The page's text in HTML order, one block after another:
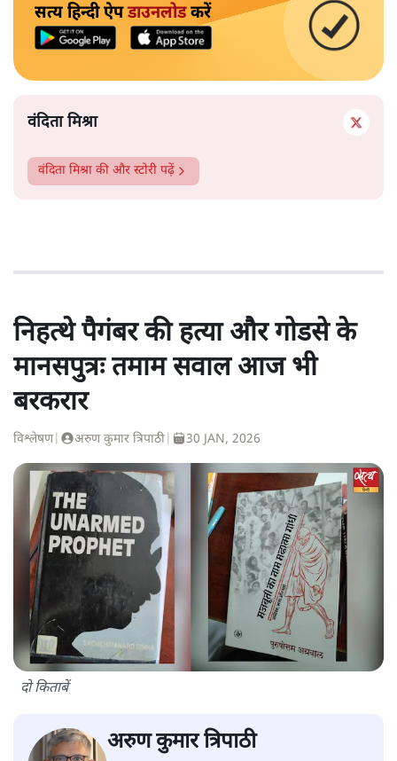
सत्य हिन्दी ऐपडाउनलोडकरें
वंदिता मिश्रा
वंदिता मिश्रा की और स्टोरी पढ़ें
निहत्थे पैगंबर की हत्या और गोडसे के
मानसपुत्रः तमाम सवाल आज भी
बरकरार
विश्लेषण| अरुण कुमार त्रिपाठी 30 JAN, 2026
दो किताबें
अरुण कुमार त्रिपाठी